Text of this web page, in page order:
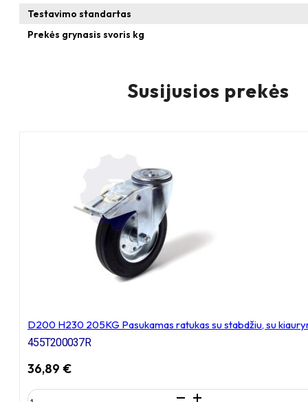
Testavimo standartas
Prekės grynasis svoris kg
Susijusios prekės
D200 H230 205KG Pasukamas ratukas su stabdžiu, su
455T200037R
36,89 €
produkto